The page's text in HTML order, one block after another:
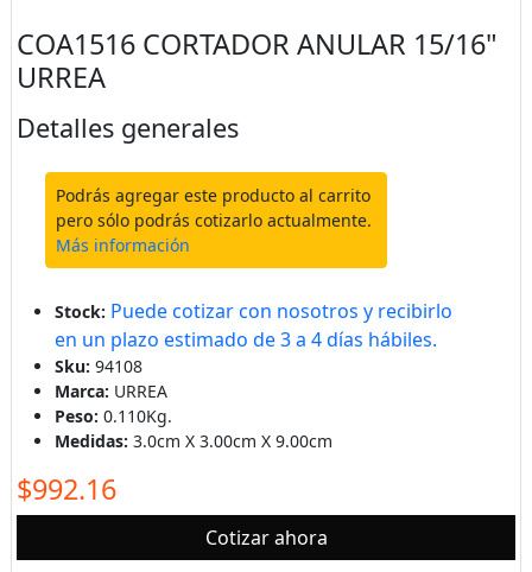
COA1516 CORTADOR ANULAR 15/16"
URREA
Detalles generales
Podrás agregar este producto al carrito
pero sólo podrás cotizarlo actualmente.
Más información
Stock: Puede cotizar con nosotros y recibirlo
en un plazo estimado de 3 a 4 días hábiles.
Sku: 94108
Marca: URREA
Peso: 0.110Kg.
Medidas: 3.0cm X 3.00cm X 9.00cm
$992.16
Cotizar ahora